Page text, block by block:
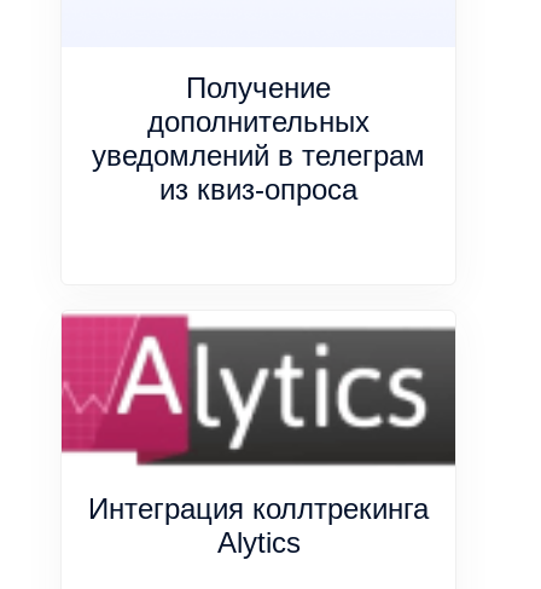
Получение
дополнительных
уведомлений в телеграм
из квиз-опроса
Интеграция коллтрекинга
Alytics